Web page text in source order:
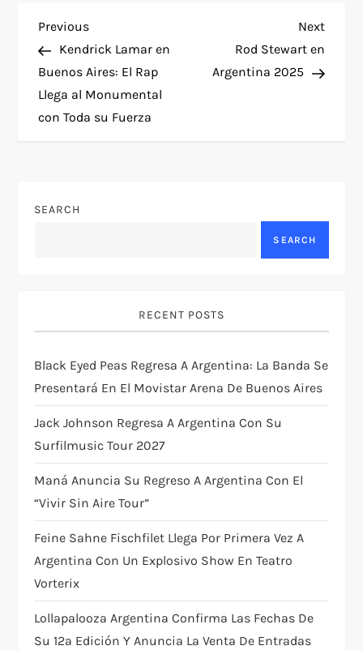
P
o
s
a
g
a
t
i
o
n
Previous
Post
Previous
Kendrick Lamar en
Buenos Aires: El Rap
Llega al Monumental
con Toda su Fuerza
Next
Post
Next
Rod Stewart en
Argentina 2025
SEARCH
SEARCH
RECENT POSTS
Black Eyed Peas Regresa A Argentina: La Banda Se
Presentará En El Movistar Arena De Buenos Aires
Jack Johnson Regresa A Argentina Con Su
Surfilmusic Tour 2027
Maná Anuncia Su Regreso A Argentina Con El
“Vivir Sin Aire Tour”
Feine Sahne Fischfilet Llega Por Primera Vez A
Argentina Con Un Explosivo Show En Teatro
Vorterix
Lollapalooza Argentina Confirma Las Fechas De
Su 12ª Edición Y Anuncia La Venta De Entradas